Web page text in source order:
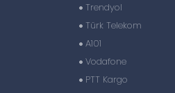
Trendyol
Türk Telekom
A101
Vodafone
PTT Kargo